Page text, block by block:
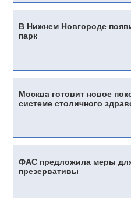
В Нижнем Новгороде
парк
Москва готовит новое
системе столичного
ФАС предложила меры
презервативы